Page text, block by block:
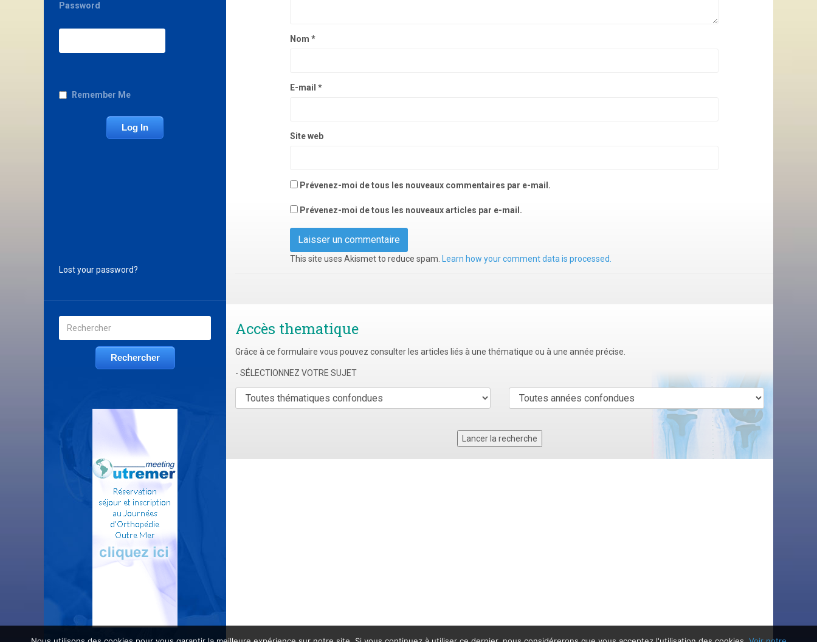
Password
Remember Me
Lost your password?
Nom *
E-mail *
Site web
Prévenez-moi de tous les nouveaux commentaires par e-mail.
Prévenez-moi de tous les nouveaux articles par e-mail.
This site uses Akismet to reduce spam. Learn how your comment data is processed.
Accès thematique
Grâce à ce formulaire vous pouvez consulter les articles liés à une thématique ou à une année précise.
- SÉLECTIONNEZ VOTRE SUJET